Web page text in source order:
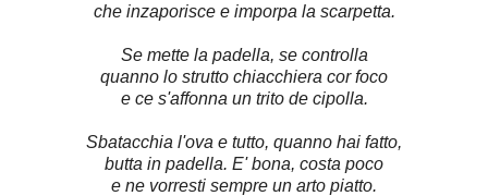
che inzaporisce e imporpa la scarpetta.
Se mette la padella, se controlla
quanno lo strutto chiacchiera cor foco
e ce s'affonna un trito de cipolla.
Sbatacchia l'ova e tutto, quanno hai fatto,
butta in padella. E' bona, costa poco
e ne vorresti sempre un arto piatto.